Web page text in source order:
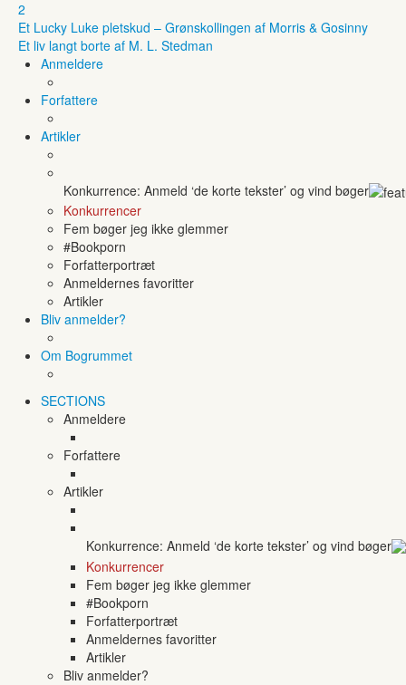
2
Et Lucky Luke pletskud – Grønskollingen af Morris & Gosinny
Et liv langt borte af M. L. Stedman
Anmeldere
Forfattere
Artikler
Konkurrence: Anmeld ‘de korte tekster’ og vind bøger
Konkurrencer
Fem bøger jeg ikke glemmer
#Bookporn
Forfatterportræt
Anmeldernes favoritter
Artikler
Bliv anmelder?
Om Bogrummet
SECTIONS
Anmeldere
Forfattere
Artikler
Konkurrence: Anmeld ‘de korte tekster’ og vind bøger
Konkurrencer
Fem bøger jeg ikke glemmer
#Bookporn
Forfatterportræt
Anmeldernes favoritter
Artikler
Bliv anmelder?